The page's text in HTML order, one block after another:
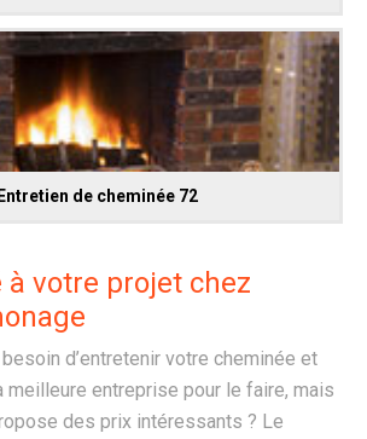
Entretien de cheminée 72
votre projet chez
d’entretenir votre cheminée et
meilleure entreprise pour le faire, mais
des prix intéressants ? Le